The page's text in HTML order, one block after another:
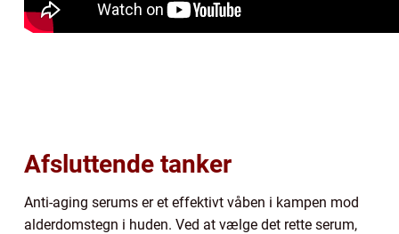
Afsluttende tanker
Anti-aging serums er et effektivt våben i kampen mod
alderdomstegn i huden. Ved at vælge det rette serum,